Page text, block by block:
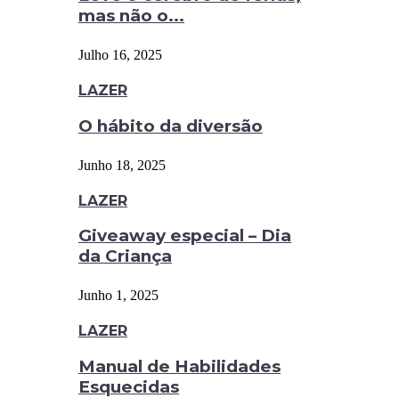
mas não o...
Julho 16, 2025
LAZER
O hábito da diversão
Junho 18, 2025
LAZER
Giveaway especial – Dia
da Criança
Junho 1, 2025
LAZER
Manual de Habilidades
Esquecidas